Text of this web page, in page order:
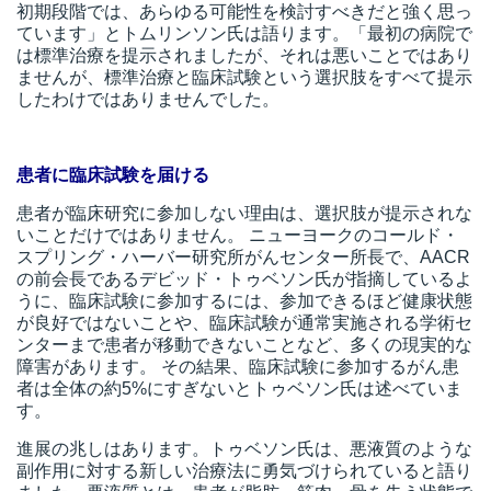
初期段階では、あらゆる可能性を検討すべきだと強く思っ
ています」とトムリンソン氏は語ります。「最初の病院で
は標準治療を提示されましたが、それは悪いことではあり
ませんが、標準治療と臨床試験という選択肢をすべて提示
したわけではありませんでした。
患者に臨床試験を届ける
患者が臨床研究に参加しない理由は、選択肢が提示されな
いことだけではありません。 ニューヨークのコールド・
スプリング・ハーバー研究所がんセンター所長で、AACR
の前会長であるデビッド・トゥベソン氏が指摘しているよ
うに、臨床試験に参加するには、参加できるほど健康状態
が良好ではないことや、臨床試験が通常実施される学術セ
ンターまで患者が移動できないことなど、多くの現実的な
障害があります。 その結果、臨床試験に参加するがん患
者は全体の約5%にすぎないとトゥベソン氏は述べていま
す。
進展の兆しはあります。トゥベソン氏は、悪液質のような
副作用に対する新しい治療法に勇気づけられていると語り